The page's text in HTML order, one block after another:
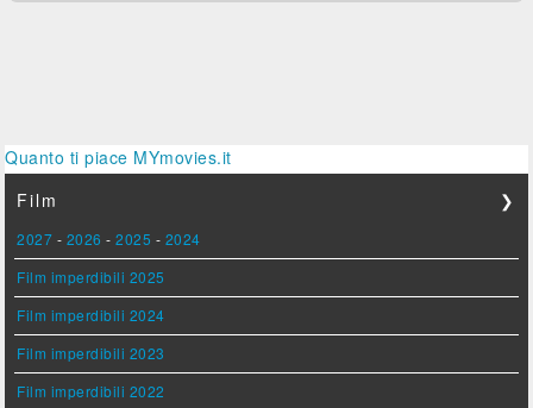
Quanto ti piace MYmovies.it
Film
❯
2027 - 2026 -2025 - 2024
Film imperdibili 2025
Film imperdibili 2024
Film imperdibili 2023
Film imperdibili 2022